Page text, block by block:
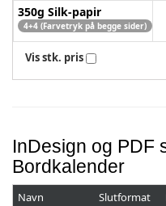
350g Silk-papir
4+4 (Farvetryk på begge sider)
Vis stk. pris
InDesign og PDF
Bordkalender
Navn Slutformat